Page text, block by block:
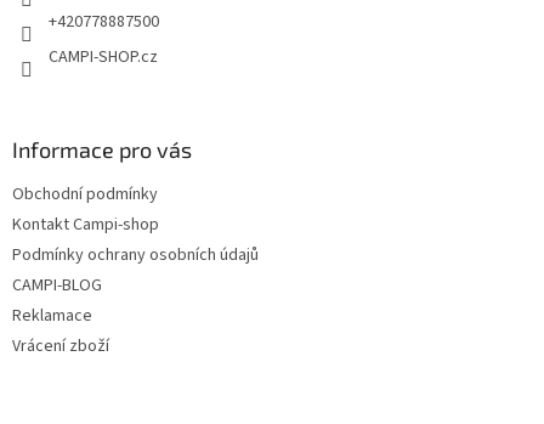
+420778887500
CAMPI-SHOP.cz
Informace pro vás
Obchodní podmínky
Kontakt Campi-shop
Podmínky ochrany osobních údajů
CAMPI-BLOG
Reklamace
Vrácení zboží